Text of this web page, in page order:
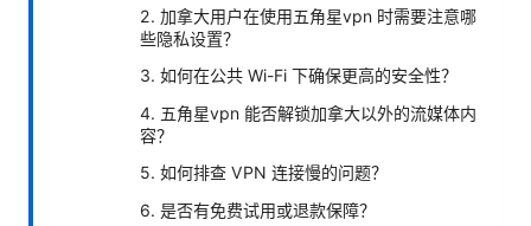
2. 加拿大用户在使用五角星vpn 时需要注意哪
些隐私设置？
3. 如何在公共 Wi-Fi 下确保更高的安全性？
4. 五角星vpn 能否解锁加拿大以外的流媒体内
容？
5. 如何排查 VPN 连接慢的问题？
6. 是否有免费试用或退款保障？